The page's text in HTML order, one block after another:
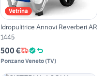
Vetrina
Idropulitrice Annovi Reverberi AR
1445
500 €
Ponzano Veneto(TV)